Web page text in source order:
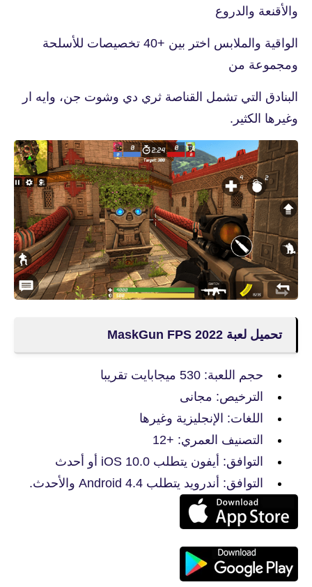
والأقنعة والدروع
الواقية والملابس اختر بين +40 تخصيصات للأسلحة
ومجموعة من
البنادق التي تشمل القناصة ثري دي وشوت جن، وايه ار
وغيرها الكثير.
تحميل لعبة MaskGun FPS 2022
حجم اللعبة: 530 ميجابايت تقريبا
الترخيص: مجانى
اللغات: الإنجليزية وغيرها
التصنيف العمري: +12
التوافق: أيفون يتطلب iOS 10.0 أو أحدث
التوافق: أندرويد يتطلب Android 4.4 والأحدث.